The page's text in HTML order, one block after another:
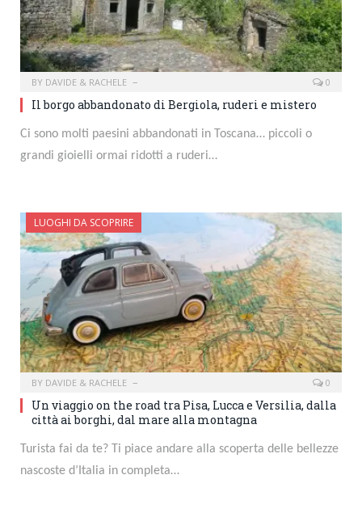
BY DAVIDE & RACHELE 0
Il borgo abbandonato di Bergiola, ruderi e mistero
Ci sono molti paesini abbandonati in Toscana… piccoli o
grandi gioielli ormai ridotti a ruderi…
LUOGHI DA SCOPRIRE
BY DAVIDE & RACHELE 0
Un viaggio on the road tra Pisa, Lucca e Versilia, dalla
città ai borghi, dal mare alla montagna
Turista fai da te? Ti piace andare alla scoperta delle bellezze
nascoste d’Italia in completa…